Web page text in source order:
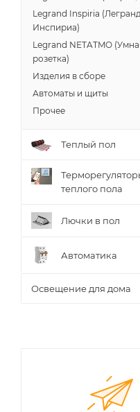
Legrand Inspiria
Инспириа)
Legrand NETATMO
розетка)
Изделия в сборе
Автоматы и щиты
Прочее
Теплый пол
теплого пола
Лючки в пол
Автоматика
Освещение для дома